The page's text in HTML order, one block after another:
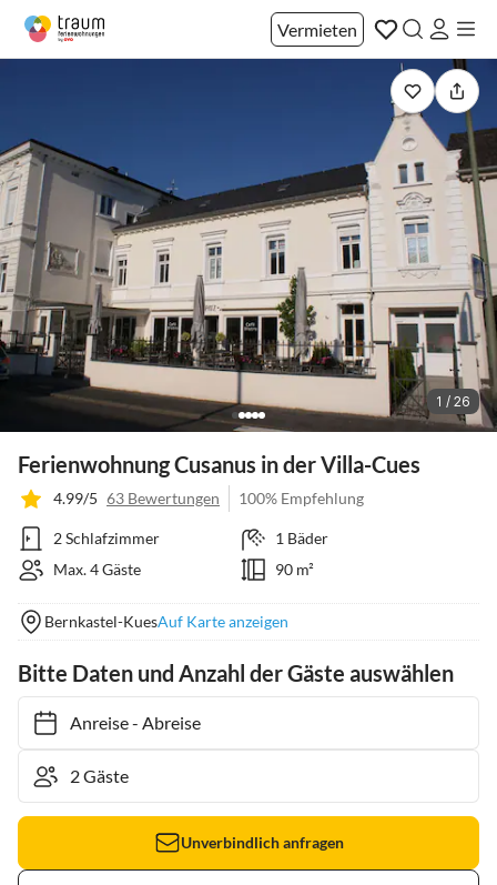
Vermieten
1 / 26
Ferienwohnung Cusanus in der Villa-Cues
4.99/5 63 Bewertungen 100% Empfehlung
2 Schlafzimmer
1 Bäder
Max. 4 Gäste
90 m²
Bernkastel-KuesAuf Karte anzeigen
Bitte Daten und Anzahl der Gäste auswählen
Anreise- Abreise
Unverbindlich anfragen